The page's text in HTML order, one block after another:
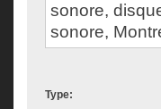
sonore,
sonore,
Type: